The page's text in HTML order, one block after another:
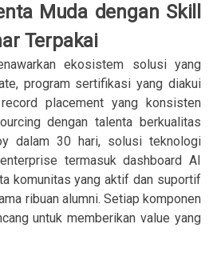
Muda dengan Skill
Terpakai
ekosistem solusi yang
program sertifikasi yang diakui
placement yang konsisten
dengan talenta berkualitas
dalam 30 hari, solusi teknologi
termasuk dashboard AI
komunitas yang aktif dan suportif
ribuan alumni. Setiap komponen
untuk memberikan value yang